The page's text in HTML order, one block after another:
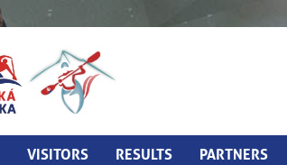
VISITORS RESULTS PARTNERS